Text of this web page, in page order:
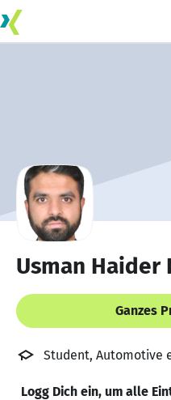
Usman Haider
Ganzes
Student, Automotive
Logg Dich ein, um alle